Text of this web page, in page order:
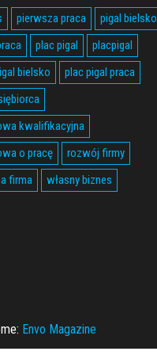
pierwsza praca
pigal bielsko
plac pigal
placpigal
bielsko
plac pigal praca
kwalifikacyjna
o pracę
rozwój firmy
firma
własny biznes
Envo Magazine